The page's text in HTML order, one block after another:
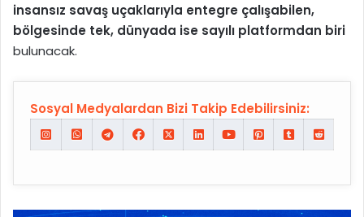
insansız savaş uçaklarıyla entegre çalışabilen,
bölgesinde tek, dünyada ise sayılı platformdan biri
bulunacak.
Sosyal Medyalardan Bizi Takip Edebilirsiniz: